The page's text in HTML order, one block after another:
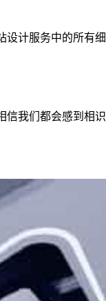
设计服务中的所有
信我们都会感到相